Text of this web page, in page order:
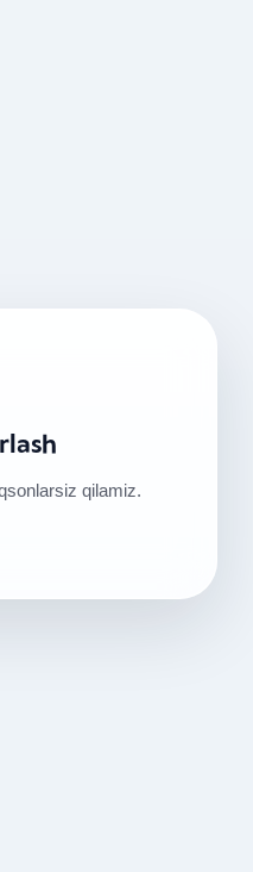
qilamiz.